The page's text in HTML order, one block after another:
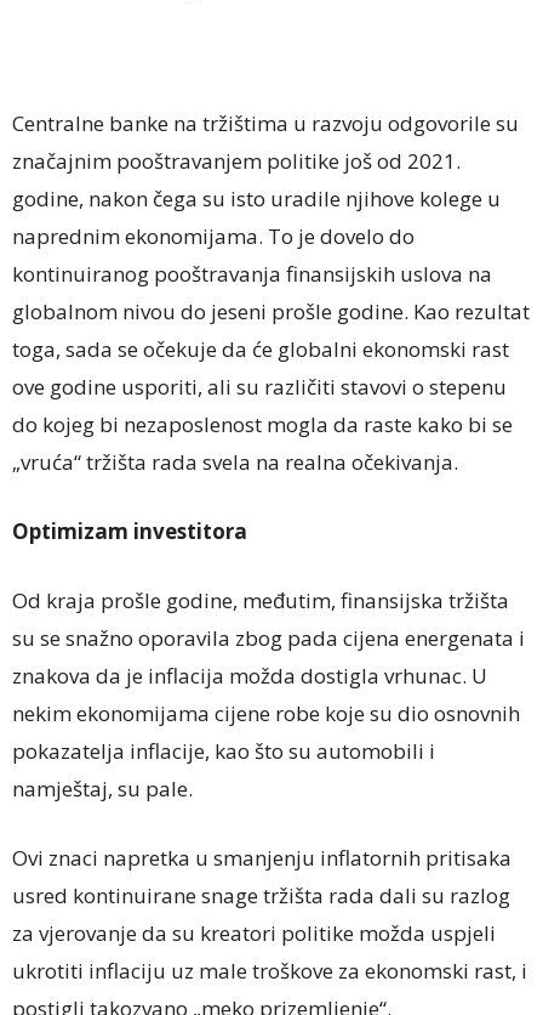
Centralne banke na tržištima u razvoju odgovorile su
značajnim pooštravanjem politike još od 2021.
godine, nakon čega su isto uradile njihove kolege u
naprednim ekonomijama. To je dovelo do
kontinuiranog pooštravanja finansijskih uslova na
globalnom nivou do jeseni prošle godine. Kao rezultat
toga, sada se očekuje da će globalni ekonomski rast
ove godine usporiti, ali su različiti stavovi o stepenu
do kojeg bi nezaposlenost mogla da raste kako bi se
„vruća“ tržišta rada svela na realna očekivanja.
Optimizam investitora
Od kraja prošle godine, međutim, finansijska tržišta
su se snažno oporavila zbog pada cijena energenata i
znakova da je inflacija možda dostigla vrhunac. U
nekim ekonomijama cijene robe koje su dio osnovnih
pokazatelja inflacije, kao što su automobili i
namještaj, su pale.
Ovi znaci napretka u smanjenju inflatornih pritisaka
usred kontinuirane snage tržišta rada dali su razlog
za vjerovanje da su kreatori politike možda uspjeli
ukrotiti inflaciju uz male troškove za ekonomski rast, i
postigli takozvano „meko prizemljenje“.